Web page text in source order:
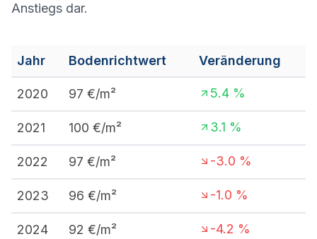
Anstiegs dar.
Jahr Bodenrichtwert Veränderung
2020 97 €/m² 5.4 %
2021 100 €/m² 3.1 %
2022 97 €/m² -3.0 %
2023 96 €/m² -1.0 %
2024 92 €/m² -4.2 %